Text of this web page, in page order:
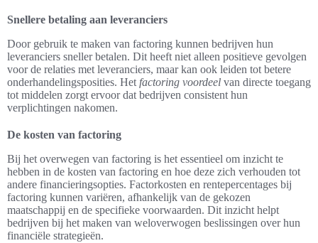
Snellere betaling aan leveranciers
Door gebruik te maken van factoring kunnen bedrijven hun
leveranciers sneller betalen. Dit heeft niet alleen positieve gevolgen
voor de relaties met leveranciers, maar kan ook leiden tot betere
onderhandelingsposities. Het factoring voordeel van directe toegang
tot middelen zorgt ervoor dat bedrijven consistent hun
verplichtingen nakomen.
De kosten van factoring
Bij het overwegen van factoring is het essentieel om inzicht te
hebben in de kosten van factoring en hoe deze zich verhouden tot
andere financieringsopties. Factorkosten en rentepercentages bij
factoring kunnen variëren, afhankelijk van de gekozen
maatschappij en de specifieke voorwaarden. Dit inzicht helpt
bedrijven bij het maken van weloverwogen beslissingen over hun
financiële strategieën.